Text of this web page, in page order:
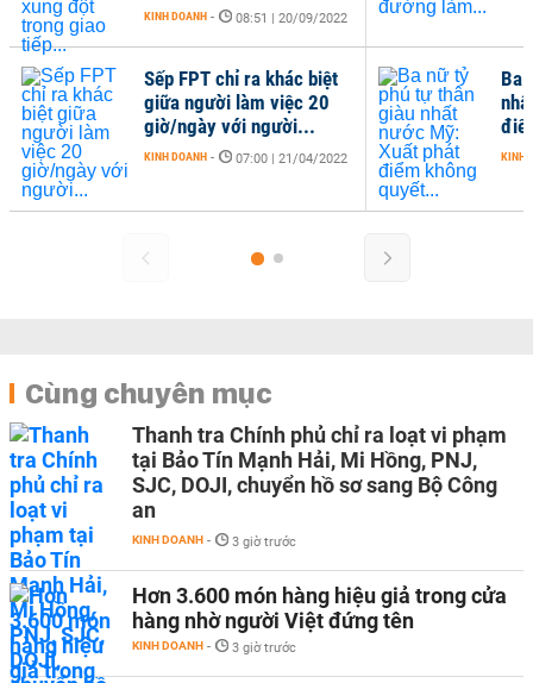
KINH DOANH - 08:51 | 20/09/2022
Sếp FPT chỉ ra khác biệt
giữa người làm việc 20
giờ/ngày với người...
KINH DOANH - 07:00 | 21/04/2022
Ba
KINH
Cùng chuyên mục
Thanh tra Chính phủ chỉ ra loạt vi phạm
tại Bảo Tín Mạnh Hải, Mi Hồng, PNJ,
SJC, DOJI, chuyển hồ sơ sang Bộ Công
an
KINH DOANH - 3 giờ trước
Hơn 3.600 món hàng hiệu giả trong cửa
hàng nhờ người Việt đứng tên
KINH DOANH - 3 giờ trước